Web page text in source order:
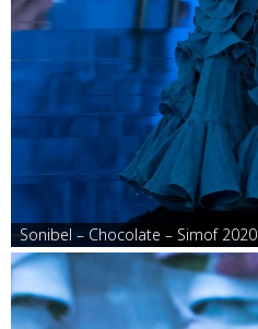
Sonibel – Chocolate – Simof 2020